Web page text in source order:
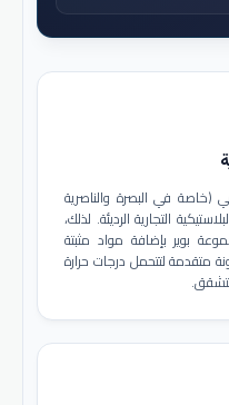
(خاصة في البصرة والناصرية
التجارية الرديئة. لذلك،
بوير بإضافة مواد مثبتة
متقدمة لتتحمل درجات حرارة